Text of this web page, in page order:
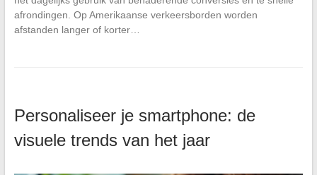
afrondingen. Op Amerikaanse verkeersborden worden
afstanden langer of korter…
Personaliseer je smartphone: de
visuele trends van het jaar